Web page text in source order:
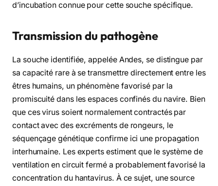
d’incubation connue pour cette souche spécifique.
Transmission du pathogène
La souche identifiée, appelée Andes, se distingue par
sa capacité rare à se transmettre directement entre les
êtres humains, un phénomène favorisé par la
promiscuité dans les espaces confinés du navire. Bien
que ces virus soient normalement contractés par
contact avec des excréments de rongeurs, le
séquençage génétique confirme ici une propagation
interhumaine. Les experts estiment que le système de
ventilation en circuit fermé a probablement favorisé la
concentration du hantavirus. À ce sujet, une source